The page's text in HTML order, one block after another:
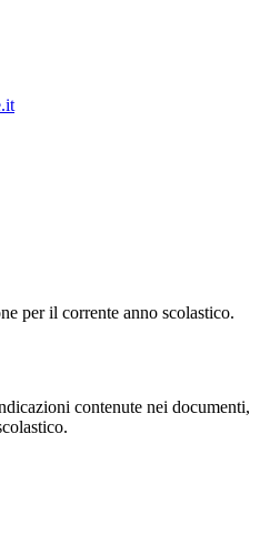
per il corrente anno scolastico.
contenute nei documenti,